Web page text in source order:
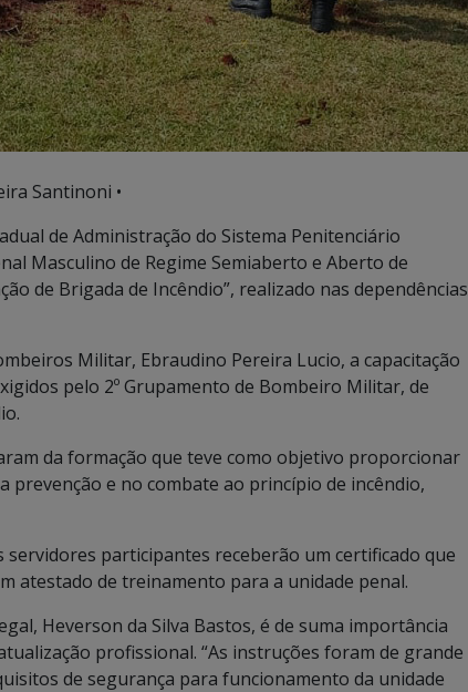
Santinoni •
de Administração do Sistema Penitenciário
Masculino de Regime Semiaberto e Aberto de
de Brigada de Incêndio”, realizado nas dependências
Militar, Ebraudino Pereira Lucio, a capacitação
pelo 2º Grupamento de Bombeiro Militar, de
da formação que teve como objetivo proporcionar
e no combate ao princípio de incêndio,
participantes receberão um certificado que
atestado de treinamento para a unidade penal.
Heverson da Silva Bastos, é de suma importância
profissional. “As instruções foram de grande
de segurança para funcionamento da unidade